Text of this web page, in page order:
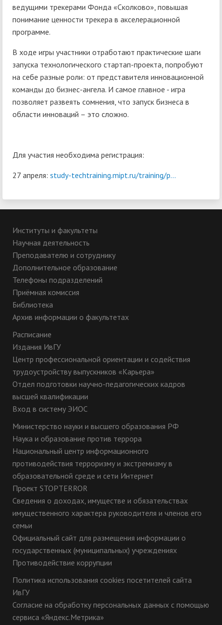
ведущими трекерами Фонда «Сколково», повышая
понимание ценности трекера в акселерационной
программе.
В ходе игры участники отработают практические шаги
запуска технологического стартап-проекта, попробуют
на себе разные роли: от представителя инновационной
команды до бизнес-ангела. И самое главное - игра
позволяет развеять сомнения, что запуск бизнеса в
области инноваций – это сложно.
Для участия необходима регистрация:
27 апреля: study-techtraining.mipt.ru/training/p...
Институты и факультеты
Научная деятельность
Преподавателю и сотруднику
Дополнительное образование
Телефоны подразделений
Приёмная комиссия
Библиотека
Архив информации о факультетах
Расписание
Издания ИвГУ
Центр профессиональной ориентации и содействия
трудоустройству выпускников «Карьера»
Отдел подготовки научно-педагогических кадров
высшей квалификации
Вход в систему ЭИОС
Министерство науки и высшего образования РФ
Наука и образование против террора
Национальный центр информационного
противодействия терроризму и экстремизму в
образовательной среде и сети Интернет
Проект STOPTERROR
Сведения о доходах, имуществе и обязательствах
имущественного характера руководителя и членов его
семьи
Официальный сайт для размещения информации о
государственных (муниципальных) учреждениях
Противодействие коррупции
Политика использования cookies посетителей сайта
ИвГУ
Согласие на обработку персональных данных с помощью
сервиса «Яндекс.Метрика»